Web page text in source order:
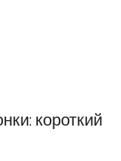
короткий